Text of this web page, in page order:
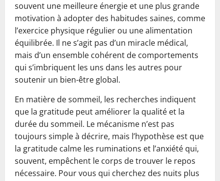
souvent une meilleure énergie et une plus grande
motivation à adopter des habitudes saines, comme
l’exercice physique régulier ou une alimentation
équilibrée. Il ne s’agit pas d’un miracle médical,
mais d’un ensemble cohérent de comportements
qui s’imbriquent les uns dans les autres pour
soutenir un bien-être global.
En matière de sommeil, les recherches indiquent
que la gratitude peut améliorer la qualité et la
durée du sommeil. Le mécanisme n’est pas
toujours simple à décrire, mais l’hypothèse est que
la gratitude calme les ruminations et l’anxiété qui,
souvent, empêchent le corps de trouver le repos
nécessaire. Pour vous qui cherchez des nuits plus